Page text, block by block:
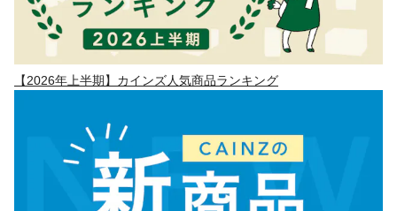
【2026年上半期】カインズ人気商品ランキング